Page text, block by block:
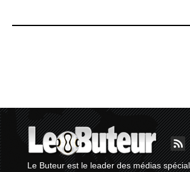
Le Buteur est le leader des médias